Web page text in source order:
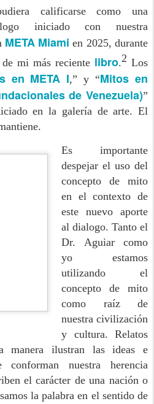
calificarse como una
iniciado con nuestra
META Miami en 2025, durante
mi más reciente libro.2 Los
en META I,” y “Mitos en
de Venezuela)”
en la galería de arte. El
Es importante
despejar el uso del
concepto de mito
en el contexto de
este nuevo aporte
al dialogo. Tanto el
Dr. Aguiar como
yo estamos
utilizando el
concepto de mito
como raíz de
nuestra civilización
y cultura. Relatos
manera ilustran las ideas e
conforman nuestra herencia
el carácter de una nación o
la palabra en el sentido de